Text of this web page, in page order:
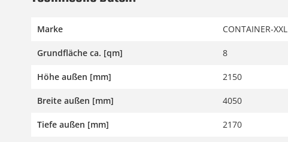
Marke CONTAINER-XXL
Grundfläche ca. [qm] 8
Höhe außen [mm] 2150
Breite außen [mm] 4050
Tiefe außen [mm] 2170